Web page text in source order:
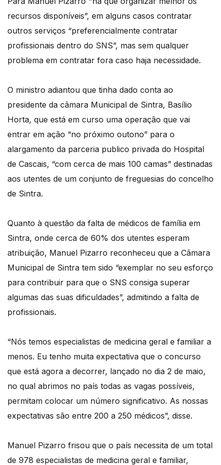
recursos disponíveis”, em alguns casos contratar
outros serviços “preferencialmente contratar
profissionais dentro do SNS”, mas sem qualquer
problema em contratar fora caso haja necessidade.
O ministro adiantou que tinha dado conta ao
presidente da câmara Municipal de Sintra, Basílio
Horta, que está em curso uma operação que vai
entrar em ação “no próximo outono” para o
alargamento da parceria publico privada do Hospital
de Cascais, “com cerca de mais 100 camas” destinadas
aos utentes de um conjunto de freguesias do concelho
de Sintra.
Quanto à questão da falta de médicos de família em
Sintra, onde cerca de 60% dos utentes esperam
atribuição, Manuel Pizarro reconheceu que a Câmara
Municipal de Sintra tem sido “exemplar no seu esforço
para contribuir para que o SNS consiga superar
algumas das suas dificuldades”, admitindo a falta de
profissionais.
“Nós temos especialistas de medicina geral e familiar a
menos. Eu tenho muita expectativa que o concurso
que está agora a decorrer, lançado no dia 2 de maio,
no qual abrimos no país todas as vagas possíveis,
permitam colocar um número significativo. As nossas
expectativas são entre 200 a 250 médicos”, disse.
Manuel Pizarro frisou que o país necessita de um total
de 978 especialistas de medicina geral e familiar,